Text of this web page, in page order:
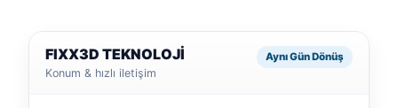
FIXX3D TEKNOLOJİ
Konum & hızlı iletişim
Aynı Gün Dönüş